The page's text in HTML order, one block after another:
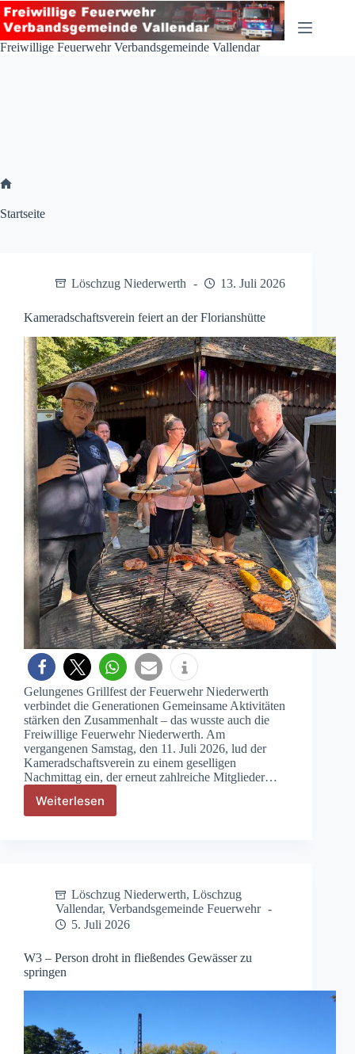
Zum
Inhalt
springen
Freiwillige Feuerwehr Verbandsgemeinde Vallendar
Start
Startseite
Löschzug Niederwerth 13. Juli 2026
Kameradschaftsverein feiert an der Florianshütte
Gelungenes Grillfest der Feuerwehr Niederwerth
verbindet die Generationen Gemeinsame Aktivitäten
stärken den Zusammenhalt – das wusste auch die
Freiwillige Feuerwehr Niederwerth. Am
vergangenen Samstag, den 11. Juli 2026, lud der
Kameradschaftsverein zu einem geselligen
Nachmittag ein, der erneut zahlreiche Mitglieder…
WeiterlesenKameradschaftsverein
Löschzug Niederwerth, Löschzug
Vallendar, Verbandsgemeinde Feuerwehr
5. Juli 2026
W3 – Person droht in fließendes Gewässer zu
springen